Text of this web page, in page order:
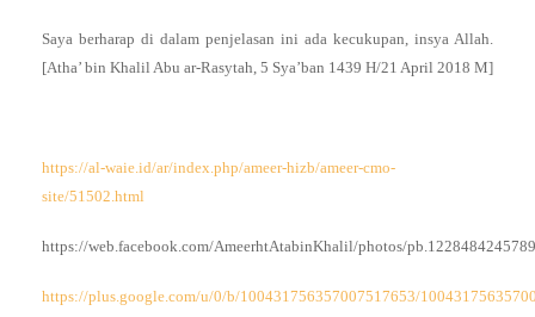
Saya berharap di dalam penjelasan ini ada kecukupan, insya Allah.
[Atha’ bin Khalil Abu ar-Rasytah, 5 Sya’ban 1439 H/21 April 2018 M]
https://al-waie.id/ar/index.php/ameer-hizb/ameer-cmo-
site/51502.html
https://web.facebook.com/AmeerhtAtabinKhalil/photos/
https://plus.google.com/u/0/b/100431756357007517653/